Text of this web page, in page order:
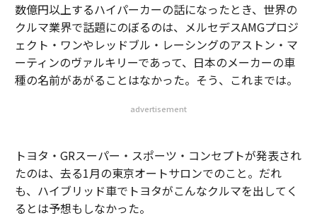
数億円以上するハイパーカーの話になったとき、世界の
クルマ業界で話題にのぼるのは、メルセデスAMGプロジ
ェクト・ワンやレッドブル・レーシングのアストン・マ
ーティンのヴァルキリーであって、日本のメーカーの車
種の名前があがることはなかった。そう、これまでは。
advertisement
トヨタ・GRスーパー・スポーツ・コンセプトが発表され
たのは、去る1月の東京オートサロンでのこと。だれ
も、ハイブリッド車でトヨタがこんなクルマを出してく
るとは予想もしなかった。